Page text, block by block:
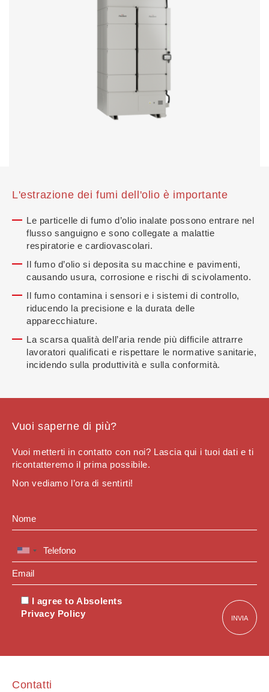
L'estrazione dei fumi dell'olio è importante
Le particelle di fumo d’olio inalate possono entrare nel
flusso sanguigno e sono collegate a malattie
respiratorie e cardiovascolari.
Il fumo d’olio si deposita su macchine e pavimenti,
causando usura, corrosione e rischi di scivolamento.
Il fumo contamina i sensori e i sistemi di controllo,
riducendo la precisione e la durata delle
apparecchiature.
La scarsa qualità dell’aria rende più difficile attrarre
lavoratori qualificati e rispettare le normative sanitarie,
incidendo sulla produttività e sulla conformità.
Vuoi saperne di più?
Vuoi metterti in contatto con noi? Lascia qui i tuoi dati e ti
ricontatteremo il prima possibile.
Non vediamo l’ora di sentirti!
I agree to Absolents
Privacy Policy
Contatti